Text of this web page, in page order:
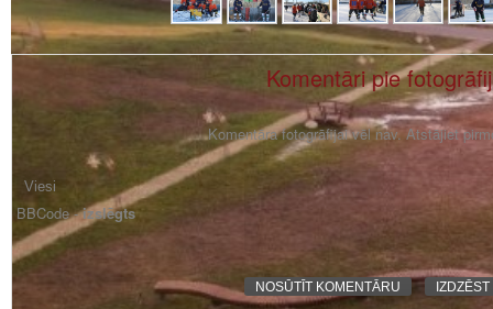
Komentāri pie
Komentāra fotogrāfijai vēl nav. Atstājiet
BBCode -izslēgts